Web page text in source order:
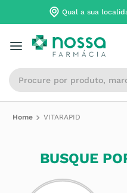
Qual a sua
Procure por produto,
VITARAPID
BUSQUE